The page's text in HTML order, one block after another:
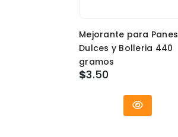
Mejorante para Panes
Dulces y Bolleria 440
gramos
$3.50